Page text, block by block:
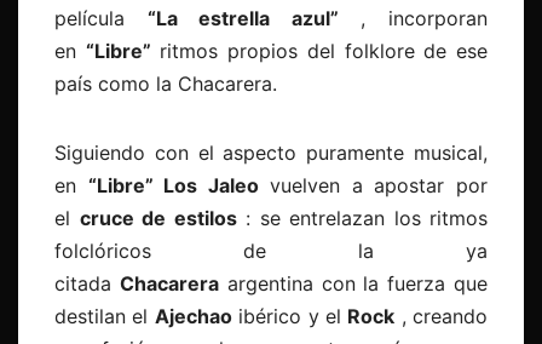
película “La estrella azul” , incorporan
en “Libre” ritmos propios del folklore de ese
país como la Chacarera.
Siguiendo con el aspecto puramente musical,
en “Libre” Los Jaleovuelven a apostar por
el cruce de estilos: se entrelazan los ritmos
folclóricos de la ya
citada Chacareraargentina con la fuerza que
destilan el Ajechaoibérico y el Rock , creando